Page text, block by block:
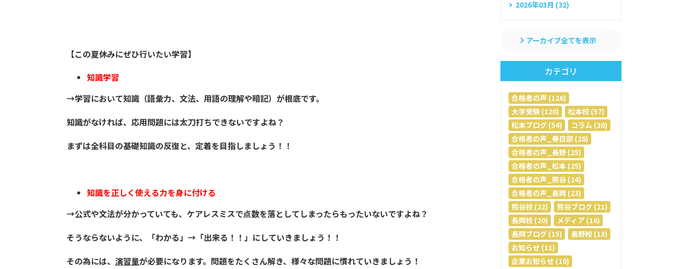
【この夏休みにぜひ行いたい学習】
知識学習
→学習において知識（語彙力、文法、用語の理解や暗記）が根底です。
知識がなければ、応用問題には太刀打ちできないですよね？
まずは全科目の基礎知識の反復と、定着を目指しましょう！！
知識を正しく使える力を身に付ける
→公式や文法が分かっていても、ケアレスミスで点数を落としてしまったらもったいないですよね？
そうならないように、「わかる」→「出来る！！」にしていきましょう！！
その為には、 演習量が必要になります。問題をたくさん解き、様々な問題に慣れていきましょう！
2026年03月 (32)
アーカイブ全てを表示
カテゴリ
合格者の声 (126)
大学受験 (120)
松本校 (57)
松本ブログ (54)
コラム (30)
合格者の声_春日部 (28)
合格者の声_長野 (25)
合格者の声_松本 (25)
合格者の声_熊谷 (24)
合格者の声_長岡 (23)
熊谷校 (22)
熊谷ブログ (21)
長岡校 (20)
メディア (16)
長岡ブログ (15)
長野校 (13)
お知らせ (11)
企業お知らせ (10)